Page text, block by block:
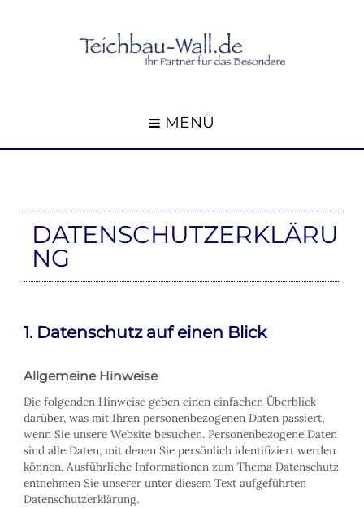
MENÜ
DATENSCHUTZERKLÄRU
NG
1. Datenschutz auf einen Blick
Allgemeine Hinweise
Die folgenden Hinweise geben einen einfachen Überblick
darüber, was mit Ihren personenbezogenen Daten passiert,
wenn Sie unsere Website besuchen. Personenbezogene Daten
sind alle Daten, mit denen Sie persönlich identifiziert werden
können. Ausführliche Informationen zum Thema Datenschutz
entnehmen Sie unserer unter diesem Text aufgeführten
Datenschutzerklärung.